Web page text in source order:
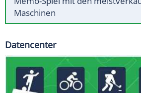
Maschinen
Datencenter